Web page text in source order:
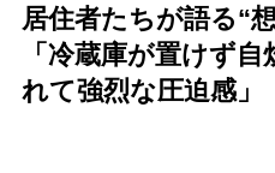
居住者たちが語る“
「冷蔵庫が置けず
れて強烈な圧迫感」